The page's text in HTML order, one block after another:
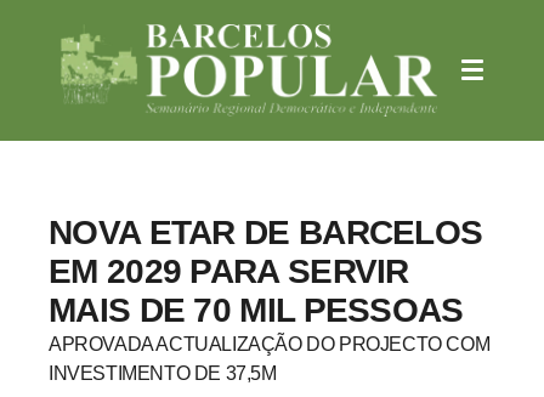
NOVA ETAR DE BARCELOS
EM 2029 PARA SERVIR
MAIS DE 70 MIL PESSOAS
APROVADA ACTUALIZAÇÃO DO PROJECTO COM
INVESTIMENTO DE 37,5M